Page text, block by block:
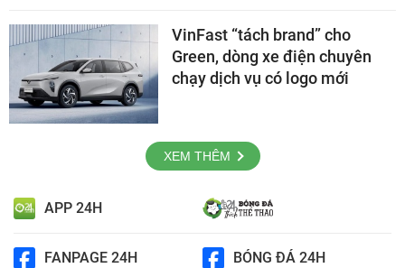
VinFast “tách brand” cho
Green, dòng xe điện chuyên
chạy dịch vụ có logo mới
XEM THÊM
APP 24H
FANPAGE 24H BÓNG ĐÁ 24H